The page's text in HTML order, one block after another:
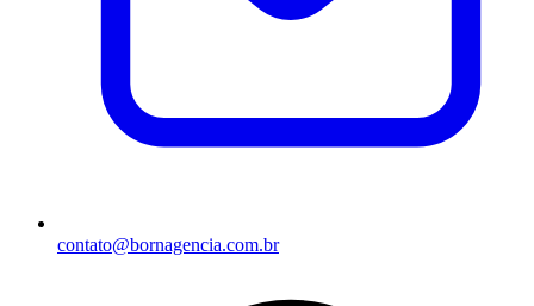
contato@bornagencia.com.br